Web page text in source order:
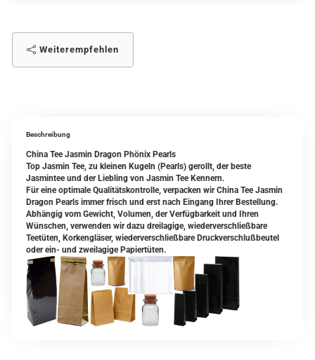
Weiterempfehlen
Beschreibung
China Tee Jasmin Dragon Phönix Pearls
Top Jasmin Tee, zu kleinen Kugeln (Pearls) gerollt, der beste
Jasmintee und der Liebling von Jasmin Tee Kennern.
Für eine optimale Qualitätskontrolle, verpacken wir China Tee Jasmin
Dragon Pearls immer frisch und erst nach Eingang Ihrer Bestellung.
Abhängig vom Gewicht, Volumen, der Verfügbarkeit und Ihren
Wünschen, verwenden wir dazu dreilagige, wiederverschließbare
Teetüten, Korkengläser, wiederverschließbare Druckverschlußbeutel
oder ein- und zweilagige Papiertüten.